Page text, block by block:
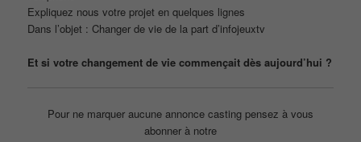
Expliquez nous votre projet en quelques lignes
Dans l’objet : Changer de vie de la part d’infojeuxtv
Et si votre changement de vie commençait dès aujourd’hui ?
Pour ne marquer aucune annonce casting pensez à vous
abonner à notre